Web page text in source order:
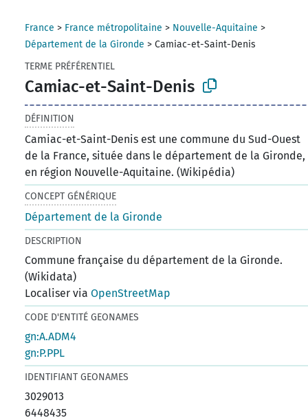
France > France métropolitaine > Nouvelle-Aquitaine >
Département de la Gironde >Camiac-et-Saint-Denis
TERME PRÉFÉRENTIEL
Camiac-et-Saint-Denis
DÉFINITION
Camiac-et-Saint-Denis est une commune du Sud-Ouest
de la France, située dans le département de la Gironde,
en région Nouvelle-Aquitaine. (Wikipédia)
CONCEPT GÉNÉRIQUE
Département de la Gironde
DESCRIPTION
Commune française du département de la Gironde.
(Wikidata)
Localiser viaOpenStreetMap
CODE D'ENTITÉ GEONAMES
gn:A.ADM4
gn:P.PPL
IDENTIFIANT GEONAMES
3029013
6448435